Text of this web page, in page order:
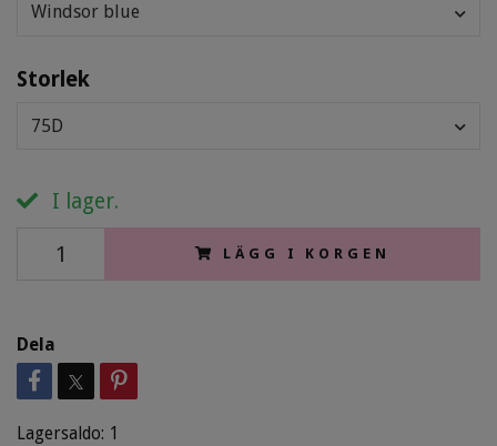
Windsor blue
Storlek
75D
I lager.
LÄGG I KORGEN
Dela
Lagersaldo: 1